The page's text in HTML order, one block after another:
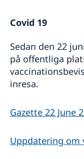
Covid 19
Sedan den 22
på offentliga
inresa.
Gazette 22 June
Uppdatering om